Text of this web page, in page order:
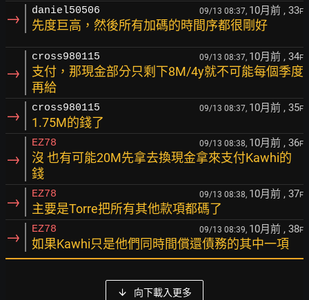
→ daniel50506 09/13 08:37, 10月前 , 33F
先度巨高，然後所有加碼的時間序都很剛好
→
cross980115 09/13 08:37, 10月前 , 34F
支付，那現金部分只剩下8M/4y就不可能每個季度
再給
→ cross980115 09/13 08:37, 10月前 , 35F
1.75M的錢了
→
EZ78 09/13 08:38, 10月前 , 36F
沒 也有可能20M先拿去換現金拿來支付Kawhi的
錢
→ EZ78 09/13 08:38, 10月前 , 37F
主要是Torre把所有其他款項都碼了
→ EZ78 09/13 08:39, 10月前 , 38F
如果Kawhi只是他們同時間償還債務的其中一項
向下載入更多